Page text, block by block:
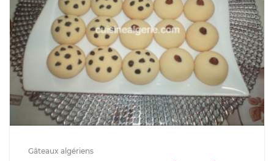
Gâteaux algériens